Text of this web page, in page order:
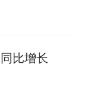
比增长